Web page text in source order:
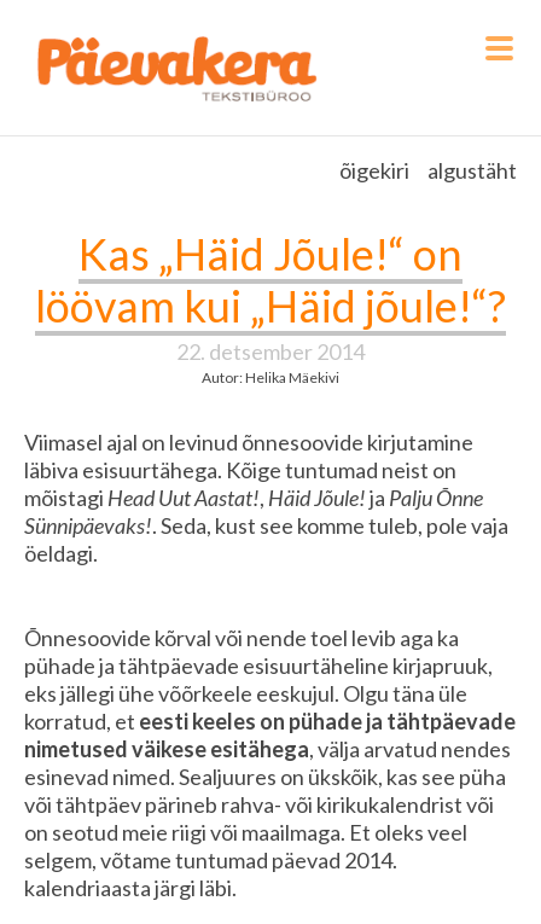
õigekiri algustäht
Kas „Häid Jõule!“ on
löövam kui „Häid jõule!“?
22. detsember 2014
Autor: Helika Mäekivi
Viimasel ajal on levinud õnnesoovide kirjutamine
läbiva esisuurtähega. Kõige tuntumad neist on
mõistagi Head Uut Aastat!, Häid Jõule!ja Palju Õnne
Sünnipäevaks!. Seda, kust see komme tuleb, pole vaja
öeldagi.
Õnnesoovide kõrval või nende toel levib aga ka
pühade ja tähtpäevade esisuurtäheline kirjapruuk,
eks jällegi ühe võõrkeele eeskujul. Olgu täna üle
korratud, et eesti keeles on pühade ja tähtpäevade
nimetusedväikese esitähega, välja arvatud nendes
esinevad nimed. Sealjuures on ükskõik, kas see püha
või tähtpäev pärineb rahva- või kirikukalendrist või
on seotud meie riigi või maailmaga. Et oleks veel
selgem, võtame tuntumad päevad 2014.
kalendriaasta järgi läbi.